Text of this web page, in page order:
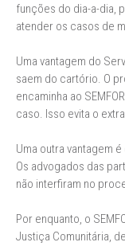
funções do dia-a-dia,
atender os casos de
Uma vantagem do
saem do cartório. O
encaminha ao
caso. Isso evita o
Uma outra vantagem
Os advogados das
não interfiram no
Por enquanto, o
Justiça Comunitária,